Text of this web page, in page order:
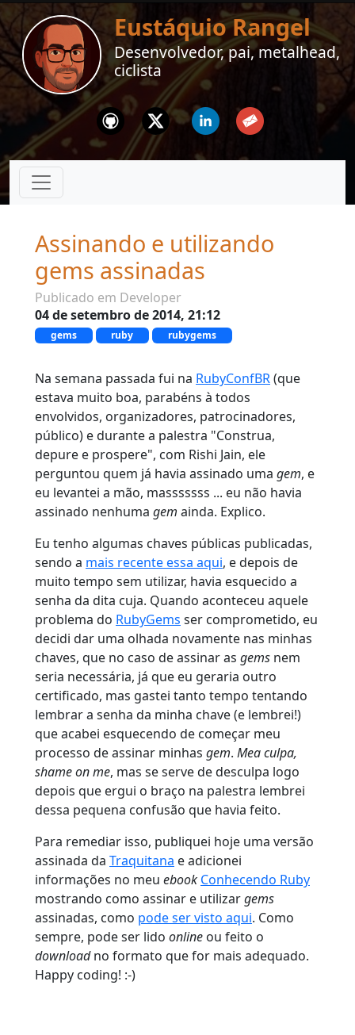
Eustáquio Rangel
Desenvolvedor, pai, metalhead,
ciclista
Github Twitter Linkedin Email
Assinando e utilizando
gems assinadas
Publicado em Developer
04 de setembro de 2014, 21:12
gems ruby rubygems
Na semana passada fui na RubyConfBR(que
estava muito boa, parabéns à todos
envolvidos, organizadores, patrocinadores,
público) e durante a palestra "Construa,
depure e prospere", com Rishi Jain, ele
perguntou quem já havia assinado uma gem, e
eu levantei a mão, masssssss ... eu não havia
assinado nenhuma gem ainda. Explico.
Eu tenho algumas chaves públicas publicadas,
sendo a mais recente essa aqui, e depois de
muito tempo sem utilizar, havia esquecido a
senha da dita cuja. Quando aconteceu aquele
problema do RubyGems ser comprometido, eu
decidi dar uma olhada novamente nas minhas
chaves, que no caso de assinar as gems nem
seria necessária, já que eu geraria outro
certificado, mas gastei tanto tempo tentando
lembrar a senha da minha chave (e lembrei!)
que acabei esquecendo de começar meu
processo de assinar minhas gem. Mea culpa,
shame on me, mas se serve de desculpa logo
depois que ergui o braço na palestra lembrei
dessa pequena confusão que havia feito.
Para remediar isso, publiquei hoje uma versão
assinada da Traquitana e adicionei
informações no meu ebook Conhecendo Ruby
mostrando como assinar e utilizargems
assinadas, como pode ser visto aqui. Como
sempre, pode ser lido online ou feito o
downloadno formato que for mais adequado.
Happy coding! :-)